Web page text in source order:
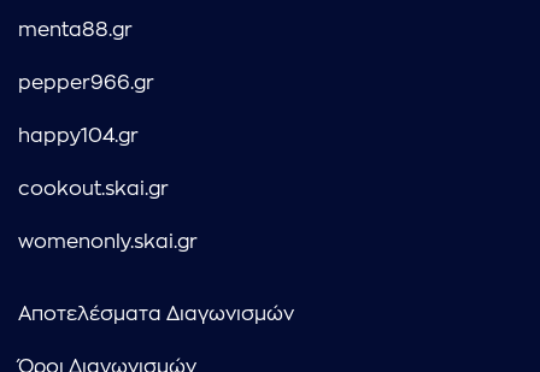
menta88.gr
pepper966.gr
happy104.gr
cookout.skai.gr
womenonly.skai.gr
Αποτελέσματα Διαγωνισμών
Όροι Διαγωνισμών